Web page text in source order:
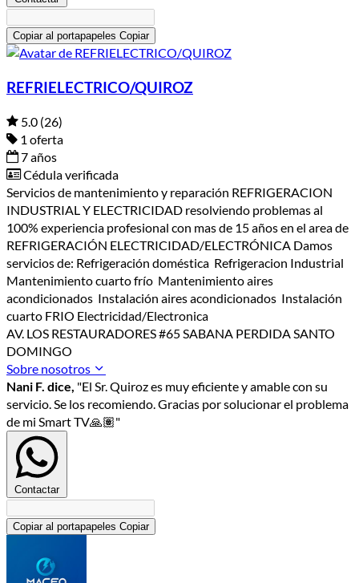
Copiar al portapapeles Copiar
REFRIELECTRICO/QUIROZ
5.0 (26)
1 oferta
7 años
Cédula verificada
Servicios de mantenimiento y reparación REFRIGERACION
INDUSTRIAL Y ELECTRICIDAD resolviendo problemas al
100% experiencia profesional con mas de 15 años en el area de
REFRIGERACIÓN ELECTRICIDAD/ELECTRÓNICA Damos
servicios de: Refrigeración doméstica Refrigeracion Industrial
Mantenimiento cuarto frío Mantenimiento aires
acondicionados Instalación aires acondicionados Instalación
cuarto FRIO Electricidad/Electronica
AV. LOS RESTAURADORES #65 SABANA PERDIDA SANTO
DOMINGO
Sobre nosotros
Nani F. dice, "El Sr. Quiroz es muy eficiente y amable con su
servicio. Se los recomiendo. Gracias por solucionar el problema
de mi Smart TV🙏🏽"
Contactar
Copiar al portapapeles Copiar